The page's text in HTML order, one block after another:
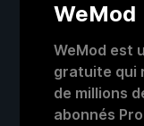
WeMod
WeMod est
gratuite qui
de millions
abonnés